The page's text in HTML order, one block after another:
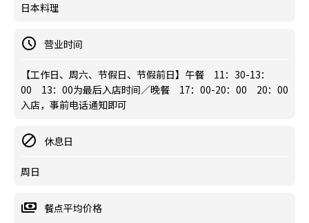
日本料理
营业时间
【工作日、周六、节假日、节假前日】午餐 11：30-13：
00 13：00为最后入店时间／晚餐 17：00-20：00 20：00
入店，事前电话通知即可
休息日
周日
餐点平均价格